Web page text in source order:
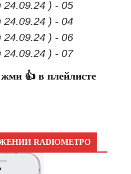
) - 05
) - 04
) - 06
) - 07
👍 в плейлисте
RADIOМЕТРО